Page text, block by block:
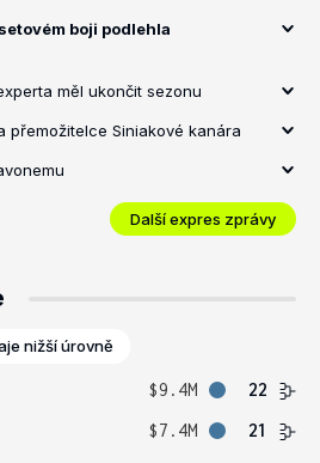
boji podlehla
měl ukončit sezonu
přemožitelce Siniakové kanára
Další expres zprávy
nižší úrovně
$9.4M
22
$7.4M 21